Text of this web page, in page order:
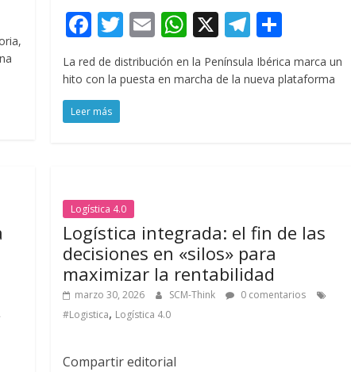
F
ac
e
b
o
T
w
itt
E
m
ai
W
h
at
X T
el
e m
La red de distribución en la Península Ibérica marca un
hito con la puesta en marcha de la nueva plataforma
Leer más
Logística 4.0
Logística integrada: el fin de las
decisiones en «silos» para
maximizar la rentabilidad
marzo 30, 2026 SCM-Think
0 comentarios
#Logistica, Logística 4.0
Compartir editorial